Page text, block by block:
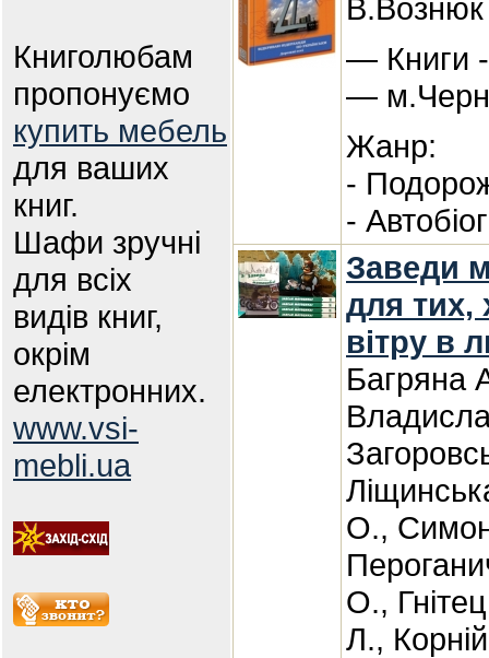
Книголюбам
пропонуємо
купить мебель
для ваших
книг.
Шафи зручні
для всіх
видів книг,
окрім
електронних.
www.vsi-
mebli.ua
В.Вознюк
— Книги
—
Жанр:
-
-
Заведи
для тих,
вітру в
Багряна
О.,
О.,
Л.,